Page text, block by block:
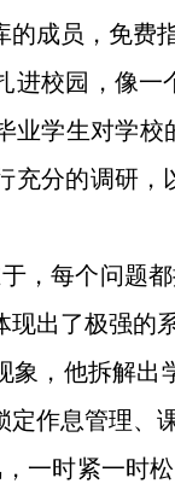
的成员，免费
进校园，像
业学生对学
充分的调研
于，每个问
现出了极强的
象，他拆解
定作息管理、
一时紧一时